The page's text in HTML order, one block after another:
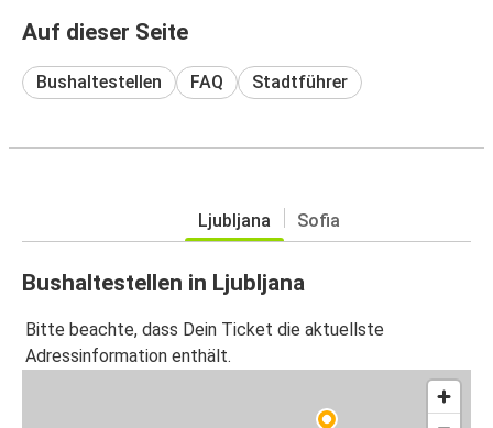
Auf dieser Seite
Bushaltestellen FAQ Stadtführer
Ljubljana Sofia
Bushaltestellen in Ljubljana
Bitte beachte, dass Dein Ticket die aktuellste
Adressinformation enthält.